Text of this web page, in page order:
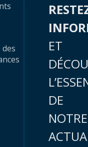
des
ET
DE
NOTRE